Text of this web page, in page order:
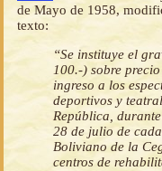
de Mayo de 1958,
texto:
“Se instituye el
100.-) sobre
ingreso a los
deportivos y
República,
28 de julio de
Boliviano de la
centros de